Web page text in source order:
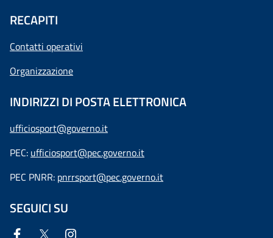
RECAPITI
Contatti operativi
Organizzazione
INDIRIZZI DI POSTA ELETTRONICA
ufficiosport@governo.it
PEC: ufficiosport@pec.governo.it
PEC PNRR: pnrrsport@pec.governo.it
SEGUICI SU